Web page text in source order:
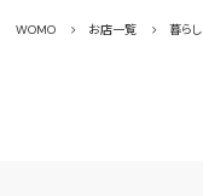
WOMO お店一覧 暮らし